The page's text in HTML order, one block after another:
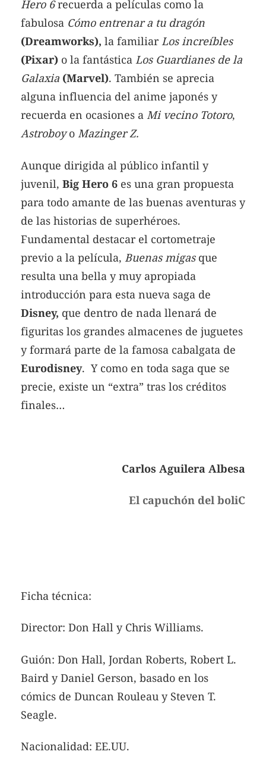
Hero 6recuerda a películas como la
fabulosa Cómo entrenar a tu dragón
(Dreamworks), la familiarLos increíbles
(Pixar) o la fantástica Los Guardianes de la
Galaxia (Marvel). También se aprecia
alguna influencia del anime japonés y
recuerda en ocasiones a Mi vecino Totoro,
Astroboyo Mazinger Z.
Aunque dirigida al público infantil y
juvenil, Big Hero 6 es una gran propuesta
para todo amante de las buenas aventuras y
de las historias de superhéroes.
Fundamental destacar el cortometraje
previo a la película, Buenas migasque
resulta una bella y muy apropiada
introducción para esta nueva saga de
Disney, que dentro de nada llenará de
figuritas los grandes almacenes de juguetes
y formará parte de la famosa cabalgata de
Eurodisney. Y como en toda saga que se
precie, existe un “extra” tras los créditos
finales…
Carlos Aguilera Albesa
El capuchón del boliC
Ficha técnica:
Director: Don Hall y Chris Williams.
Guión: Don Hall, Jordan Roberts, Robert L.
Baird y Daniel Gerson, basado en los
cómics de Duncan Rouleau y Steven T.
Seagle.
Nacionalidad: EE.UU.